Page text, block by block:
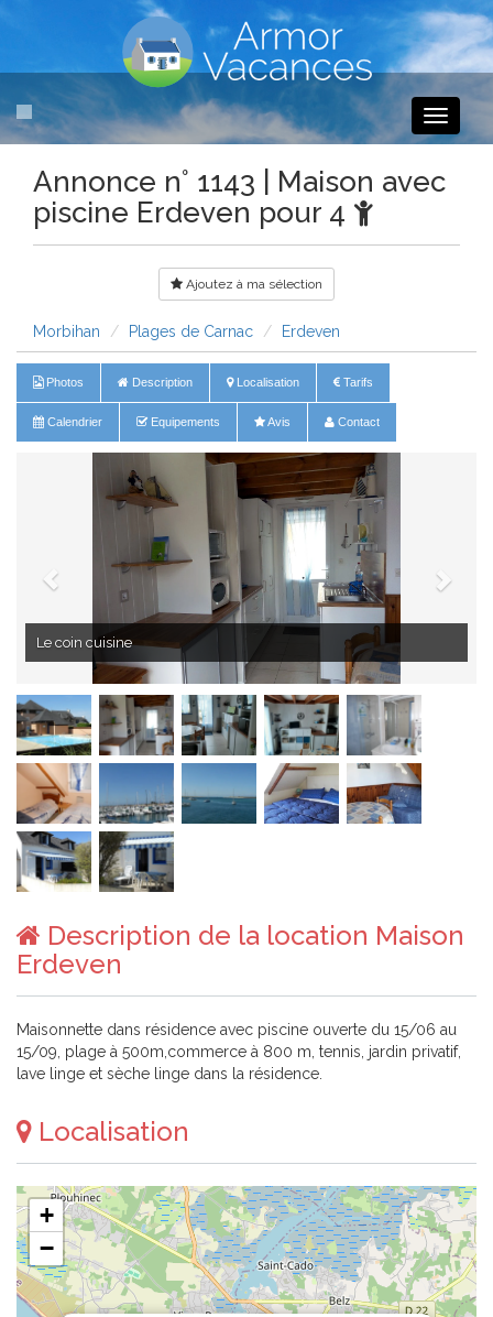
Toggle
Annonce n° 1143 | Maison avec
piscine Erdeven pour 4
Ajoutez à ma sélection
Morbihan Plages de Carnac Erdeven
Photos Description Localisation Tarifs
Calendrier Equipements Avis Contact
Le coin cuisine/séjour
Description de la location Maison
Erdeven
Maisonnette dans résidence avec piscine ouverte du 15/06 au
15/09, plage à 500m,commerce à 800 m, tennis, jardin privatif,
lave linge et sèche linge dans la résidence.
Localisation
+
−